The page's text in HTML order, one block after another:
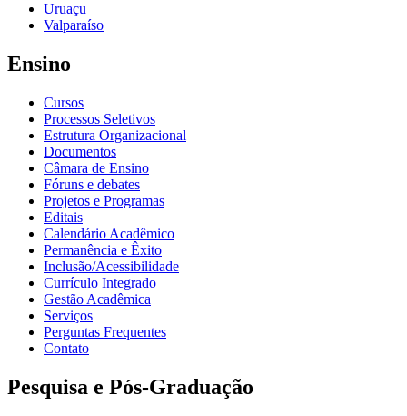
Uruaçu
Valparaíso
Ensino
Cursos
Processos Seletivos
Estrutura Organizacional
Documentos
Câmara de Ensino
Fóruns e debates
Projetos e Programas
Editais
Calendário Acadêmico
Permanência e Êxito
Inclusão/Acessibilidade
Currículo Integrado
Gestão Acadêmica
Serviços
Perguntas Frequentes
Contato
Pesquisa e Pós-Graduação